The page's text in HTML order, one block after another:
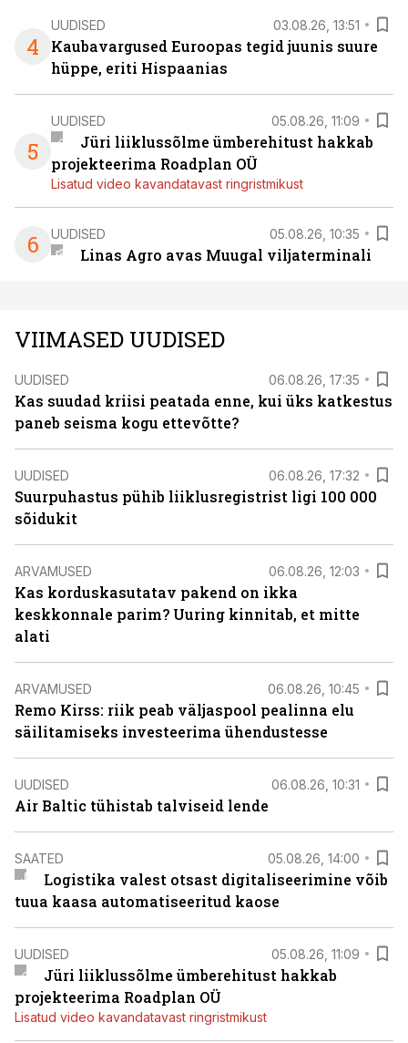
4
UUDISED 03.08.26, 13:51
Kaubavargused Euroopas tegid juunis suure
hüppe, eriti Hispaanias
5
UUDISED 05.08.26, 11:09
Jüri liiklussõlme ümberehitust hakkab
projekteerima Roadplan OÜ
Lisatud video kavandatavast ringristmikust
6 UUDISED 05.08.26, 10:35
Linas Agro avas Muugal viljaterminali
VIIMASED UUDISED
UUDISED 06.08.26, 17:35
Kas suudad kriisi peatada enne, kui üks katkestus
paneb seisma kogu ettevõtte?
UUDISED 06.08.26, 17:32
Suurpuhastus pühib liiklusregistrist ligi 100 000
sõidukit
ARVAMUSED 06.08.26, 12:03
Kas korduskasutatav pakend on ikka
keskkonnale parim? Uuring kinnitab, et mitte
alati
ARVAMUSED 06.08.26, 10:45
Remo Kirss: riik peab väljaspool pealinna elu
säilitamiseks investeerima ühendustesse
UUDISED 06.08.26, 10:31
Air Baltic tühistab talviseid lende
SAATED 05.08.26, 14:00
Logistika valest otsast digitaliseerimine võib
tuua kaasa automatiseeritud kaose
UUDISED 05.08.26, 11:09
Jüri liiklussõlme ümberehitust hakkab
projekteerima Roadplan OÜ
Lisatud video kavandatavast ringristmikust